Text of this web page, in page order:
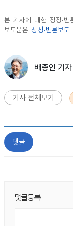
본 기사에 대한 정정·반
보도문은 정정·반론보도
배종인 기자
기사 전체보기
댓글
댓글등록